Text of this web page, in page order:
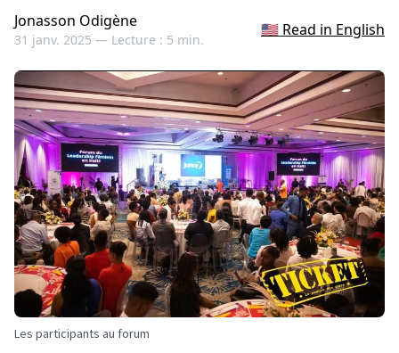
Jonasson Odigène
31 janv. 2025 — Lecture : 5 min.
🇺🇸 Read in English
Les participants au forum